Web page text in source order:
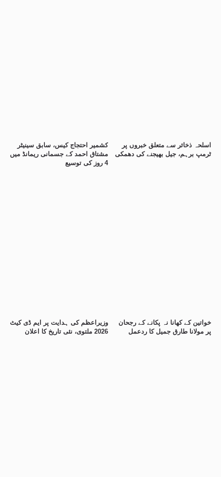
کشمیر احتجاج کیس، سابق سینیٹر
مشتاق احمد کے جسمانی ریمانڈ میں
4 روز کی توسیع
اسلحہ ذخائر سے متعلق خبروں پر
ٹرمپ برہم، جیل بھیجنے کی دھمکی
وزیراعظم کی ہدایت پر ایم ڈی کیٹ
2026 ملتوی، نئی تاریخ کا اعلان
خواتین کے کھانا نہ پکانے کے رجحان
پر مولانا طارق جمیل کا ردعمل